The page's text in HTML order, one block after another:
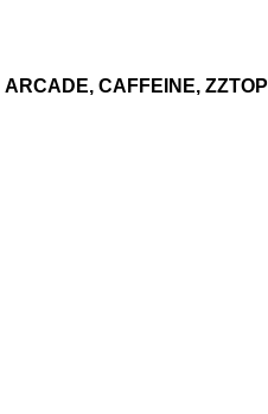
ARCADE, CAFFEINE, ZZTOP